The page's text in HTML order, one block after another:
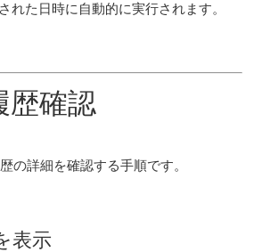
れた日時に自動的に実行されます。
歴確認
の詳細を確認する手順です。
表示